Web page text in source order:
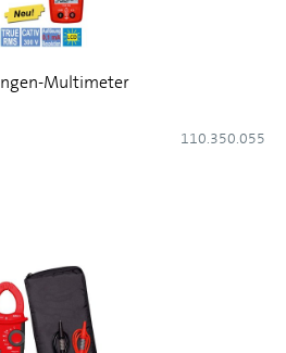
Multimeter
110.350.055